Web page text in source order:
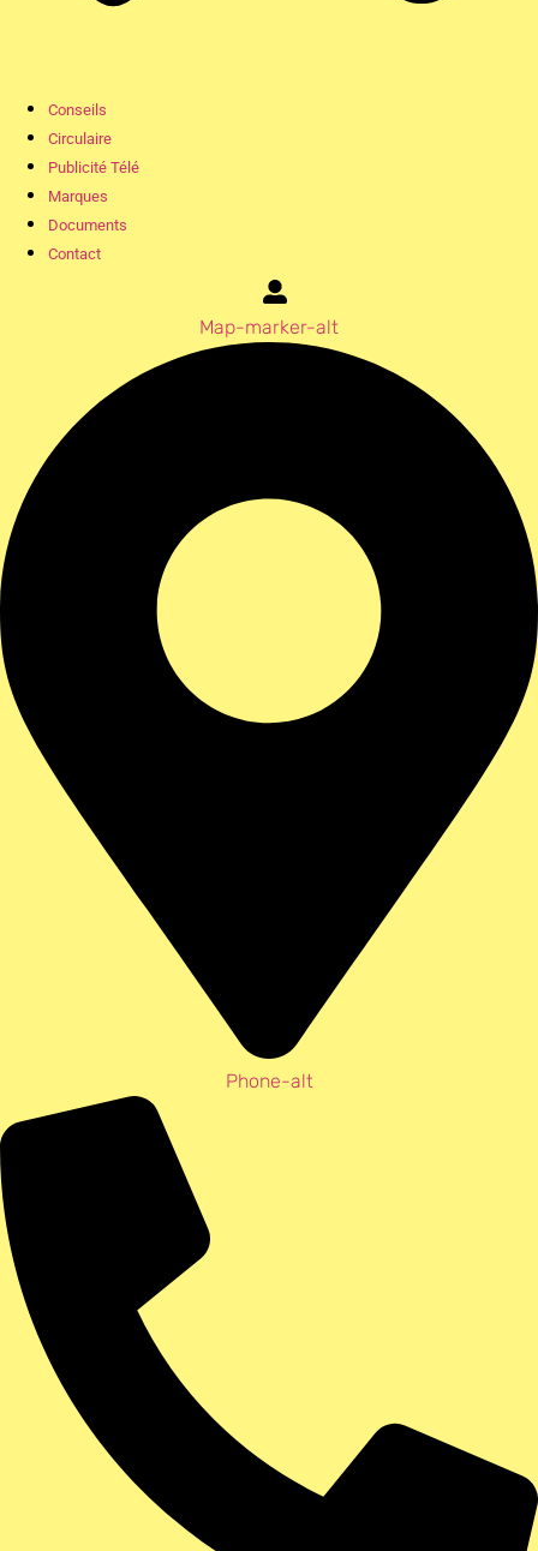
Conseils
Circulaire
Publicité Télé
Marques
Documents
Contact
Map-marker-alt
Phone-alt